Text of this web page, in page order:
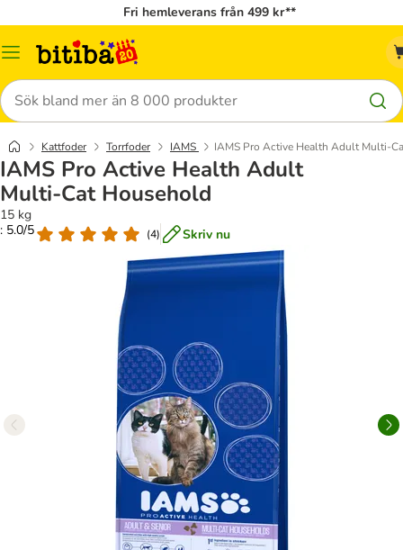
Fri hemleverans från 499 kr**
Meny
Sök
Kattfoder Torrfoder IAMS IAMS Pro Active Health Adult Multi-
IAMS Pro Active Health Adult
Multi-Cat Household
15 kg
: 5.0/5
(4) Skriv nu